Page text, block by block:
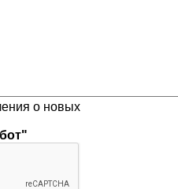
о новых